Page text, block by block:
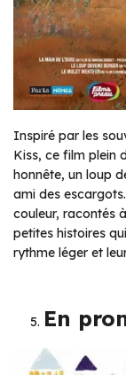
Inspiré par les
Kiss, ce film plein
honnête, un loup
ami des
couleur, racontés
petites histoires
rythme léger et
En